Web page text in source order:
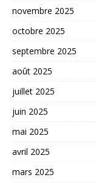
novembre 2025
octobre 2025
septembre 2025
août 2025
juillet 2025
juin 2025
mai 2025
avril 2025
mars 2025